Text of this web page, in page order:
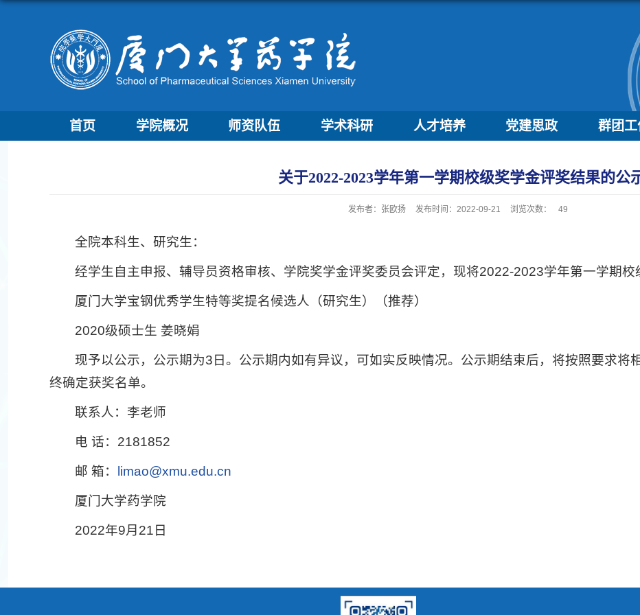
首页 学院概况 师资队伍 学术科研 人才培养 党建思政 群团工
关于2022-2023学年第一学期校级奖学金评奖结果的公
发布者：张欧扬 发布时间：2022-09-21 浏览次数： 49
全院本科生、研究生：
经学生自主申报、辅导员资格审核、学院奖学金评奖委员会评定，现将2022-2023学年第一学期校
厦门大学宝钢优秀学生特等奖提名候选人（研究生）（推荐）
2020级硕士生 姜晓娟
现予以公示，公示期为3日。公示期内如有异议，可如实反映情况。公示期结束后，将按照要求将
终确定获奖名单。
联系人：李老师
电 话：2181852
邮 箱： limao@xmu.edu.cn
厦门大学药学院
2022年9月21日